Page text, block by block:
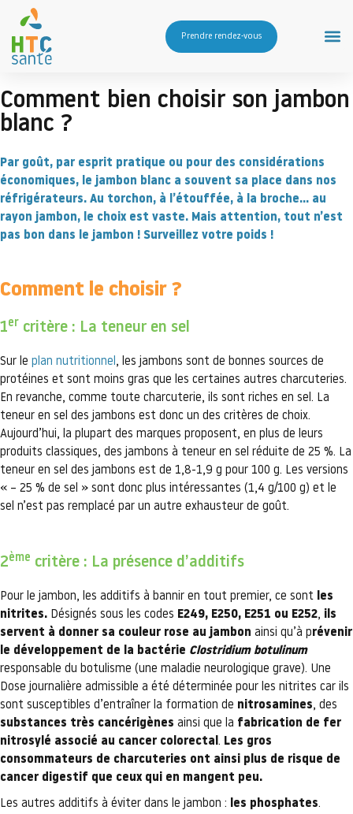
Prendre rendez-vous
Comment bien choisir son jambon
blanc ?
Par goût, par esprit pratique ou pour des considérations
économiques, le jambon blanc a souvent sa place dans nos
réfrigérateurs. Au torchon, à l’étouffée, à la broche… au
rayon jambon, le choix est vaste. Mais attention, tout n’est
pas bon dans le jambon ! Surveillez votre poids !
Comment le choisir ?
1er critère : La teneur en sel
Sur le plan nutritionnel, les jambons sont de bonnes sources de
protéines et sont moins gras que les certaines autres charcuteries.
En revanche, comme toute charcuterie, ils sont riches en sel. La
teneur en sel des jambons est donc un des critères de choix.
Aujourd’hui, la plupart des marques proposent, en plus de leurs
produits classiques, des jambons à teneur en sel réduite de 25 %. La
teneur en sel des jambons est de 1,8-1,9 g pour 100 g. Les versions
« – 25 % de sel » sont donc plus intéressantes (1,4 g/100 g) et le
sel n’est pas remplacé par un autre exhausteur de goût.
2ème critère : La présence d’additifs
Pour le jambon, les additifs à bannir en tout premier, ce sont les
nitrites. Désignés sous les codes E249, E250, E251 ou E252, ils
servent à donner sa couleur rose au jambon ainsi qu’à prévenir
le développement de la bactérie Clostridium botulinum
responsable du botulisme (une maladie neurologique grave). Une
Dose journalière admissible a été déterminée pour les nitrites car ils
sont susceptibles d’entraîner la formation de nitrosamines, des
substances très cancérigènes ainsi que la fabrication de fer
nitrosylé associé au cancer colorectal. Les gros
consommateurs de charcuteries ont ainsi plus de risque de
cancer digestif que ceux qui en mangent peu.
Les autres additifs à éviter dans le jambon : les phosphates.